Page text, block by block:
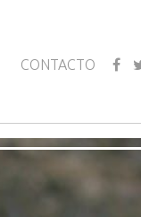
CONTACTO